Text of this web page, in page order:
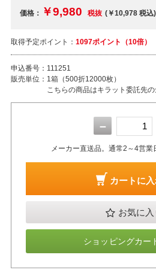
価格： ￥9,980 税抜 (￥10,978税込)
取得予定ポイント： 1097ポイント（10倍）
申込番号： 111251
販売単位： 1箱（500折12000枚）
こちらの商品はキラット委託先
－
メーカー直送品。通常2～4営
カートに
お気に入
ショッピングカー